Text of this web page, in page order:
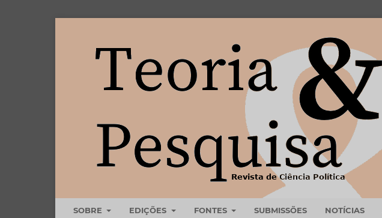
SOBRE EDIÇÕES FONTES SUBMISSÕES NOTÍCIAS